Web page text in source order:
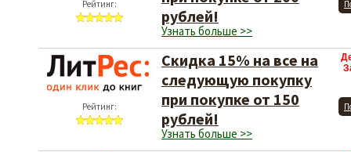
Рейтинг:
рублей!
Узнать больше >>
Рейтинг:
Скидка 15% на все на
следующую покупку
при покупке от 150
рублей!
Узнать больше >>